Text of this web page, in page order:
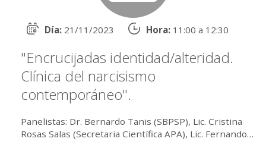
Día: 21/11/2023 Hora: 11:00 a 12:30
"Encrucijadas identidad/alteridad.
Clínica del narcisismo
contemporáneo".
Panelistas: Dr. Bernardo Tanis (SBPSP), Lic. Cristina
Rosas Salas (Secretaria Científica APA), Lic. Fernando